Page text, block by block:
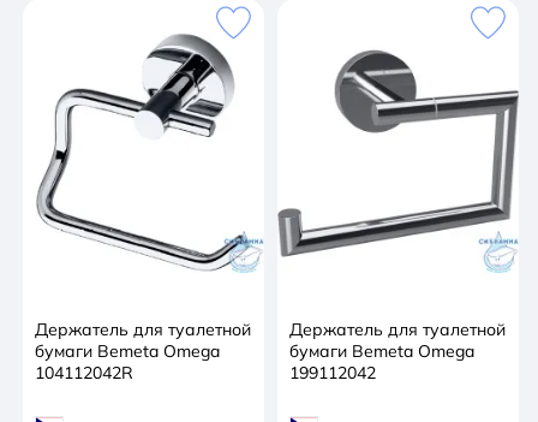
Держатель для туалетной
бумаги Bemeta Omega
104112042R
Держатель для туалетной
бумаги Bemeta Omega
199112042